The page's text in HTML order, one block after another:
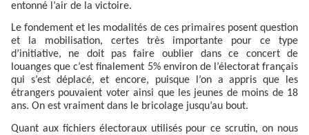
entonné l’air de la victoire.
Le fondement et les modalités de ces primaires posent question
et la mobilisation, certes très importante pour ce type
d’initiative, ne doit pas faire oublier dans ce concert de
louanges que c’est finalement 5% environ de l’électorat français
qui s’est déplacé, et encore, puisque l’on a appris que les
étrangers pouvaient voter ainsi que les jeunes de moins de 18
ans. On est vraiment dans le bricolage jusqu’au bout.
Quant aux fichiers électoraux utilisés pour ce scrutin, on nous